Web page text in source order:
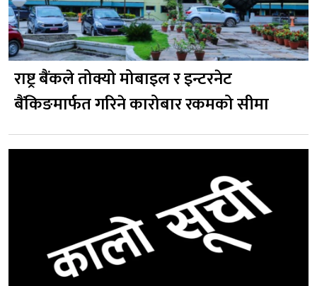
राष्ट्र बैंकले तोक्यो मोबाइल र इन्टरनेट
बैंकिङमार्फत गरिने कारोबार रकमको सीमा